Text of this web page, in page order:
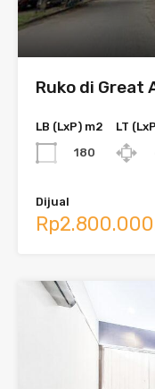
Ruko di Great
LB (LxP) m2
180
LT
Dijual